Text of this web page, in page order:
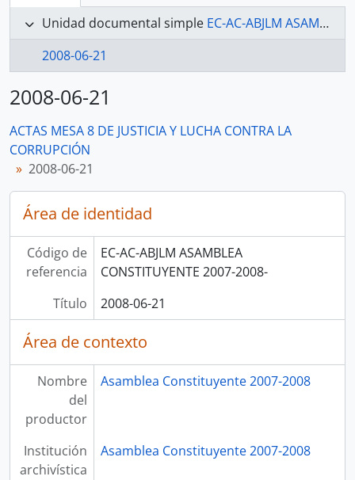
Unidad documental simple EC-AC-ABJLM ASAMBLEA CONSTITUYENTE 2007-2008 - ACTAS MESA 8 DE JUSTICIA Y LUCHA CONTRA LA CORRUPCIÓN
2008-06-21
2008-06-21
ACTAS MESA 8 DE JUSTICIA Y LUCHA CONTRA LA
CORRUPCIÓN
2008-06-21
Área de identidad
Código de
referencia
EC-AC-ABJLM ASAMBLEA
CONSTITUYENTE 2007-2008-
Título
2008-06-21
Área de contexto
Nombre
del
productor
Asamblea Constituyente 2007-2008
Institución
archivística
Asamblea Constituyente 2007-2008